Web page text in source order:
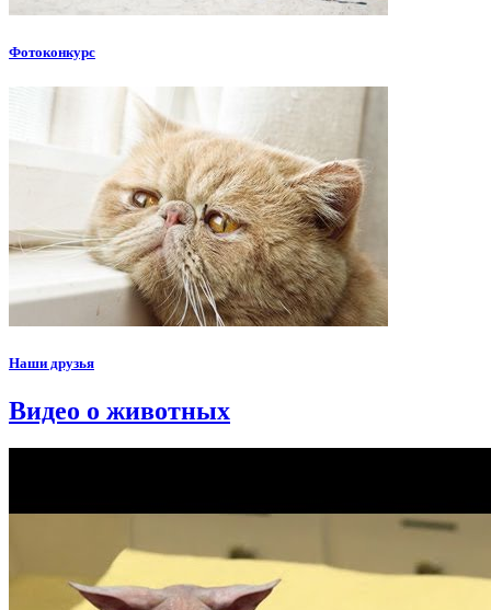
Фотоконкурс
Наши друзья
Видео о животных